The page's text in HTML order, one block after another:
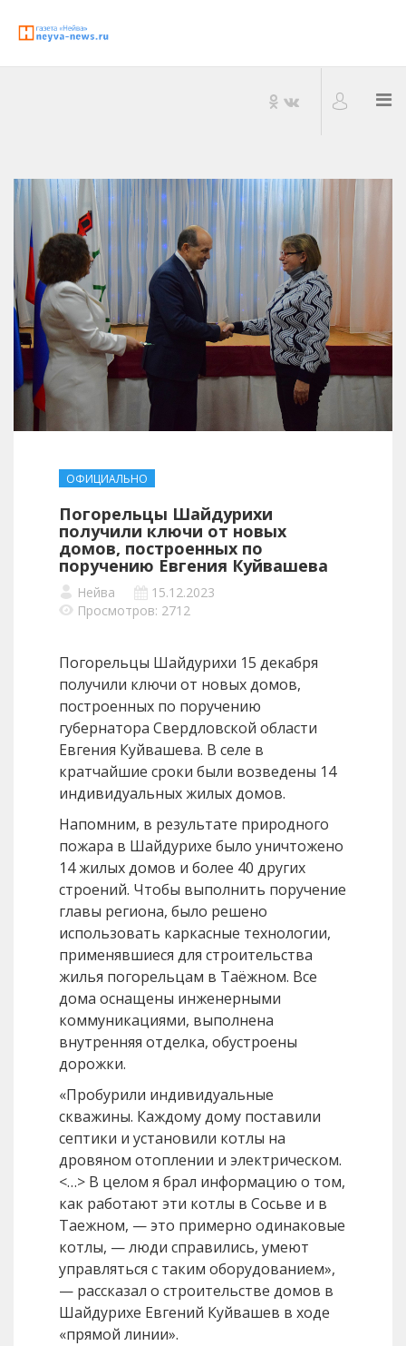
ОФИЦИАЛЬНО
Погорельцы Шайдурихи
получили ключи от новых
домов, построенных по
поручению Евгения Куйвашева
Нейва
15.12.2023
Просмотров: 2712
Погорельцы Шайдурихи 15 декабря
получили ключи от новых домов,
построенных по поручению
губернатора Свердловской области
Евгения Куйвашева. В селе в
кратчайшие сроки были возведены 14
индивидуальных жилых домов.
Напомним, в результате природного
пожара в Шайдурихе было уничтожено
14 жилых домов и более 40 других
строений. Чтобы выполнить поручение
главы региона, было решено
использовать каркасные технологии,
применявшиеся для строительства
жилья погорельцам в Таёжном. Все
дома оснащены инженерными
коммуникациями, выполнена
внутренняя отделка, обустроены
дорожки.
«Пробурили индивидуальные
скважины. Каждому дому поставили
септики и установили котлы на
дровяном отоплении и электрическом.
<…> В целом я брал информацию о том,
как работают эти котлы в Сосьве и в
Таежном, — это примерно одинаковые
котлы, — люди справились, умеют
управляться с таким оборудованием»,
— рассказал о строительстве домов в
Шайдурихе Евгений Куйвашев в ходе
«прямой линии».